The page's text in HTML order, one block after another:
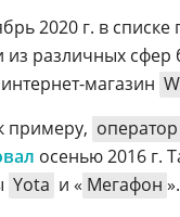
2020 г. в
различных сфер
магазин
примеру,
осенью 2016 г.
Yota и « Мегафон ».